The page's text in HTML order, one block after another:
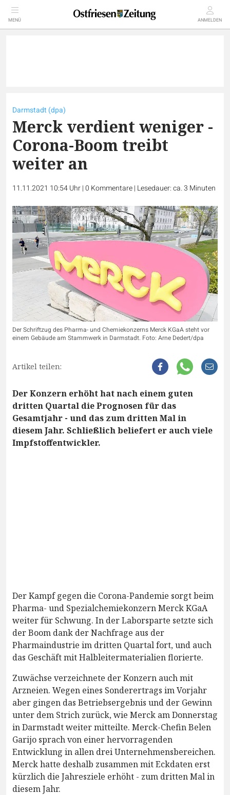
MENÜ ANMELDEN
Darmstadt (dpa)
Merck verdient weniger -
Corona-Boom treibt
weiter an
11.11.2021 10:54 Uhr|0 Kommentare| Lesedauer: ca. 3 Minuten
Der Schriftzug des Pharma- und Chemiekonzerns Merck KGaA steht vor
einem Gebäude am Stammwerk in Darmstadt. Foto: Arne Dedert/dpa
Artikel teilen:
Der Konzern erhöht hat nach einem guten
dritten Quartal die Prognosen für das
Gesamtjahr - und das zum dritten Mal in
diesem Jahr. Schließlich beliefert er auch viele
Impfstoffentwickler.
Der Kampf gegen die Corona-Pandemie sorgt beim
Pharma- und Spezialchemiekonzern Merck KGaA
weiter für Schwung. In der Laborsparte setzte sich
der Boom dank der Nachfrage aus der
Pharmaindustrie im dritten Quartal fort, und auch
das Geschäft mit Halbleitermaterialien florierte.
Zuwächse verzeichnete der Konzern auch mit
Arzneien. Wegen eines Sonderertrags im Vorjahr
aber gingen das Betriebsergebnis und der Gewinn
unter dem Strich zurück, wie Merck am Donnerstag
in Darmstadt weiter mitteilte. Merck-Chefin Belen
Garijo sprach von einer hervorragenden
Entwicklung in allen drei Unternehmensbereichen.
Merck hatte deshalb zusammen mit Eckdaten erst
kürzlich die Jahresziele erhöht - zum dritten Mal in
diesem Jahr.